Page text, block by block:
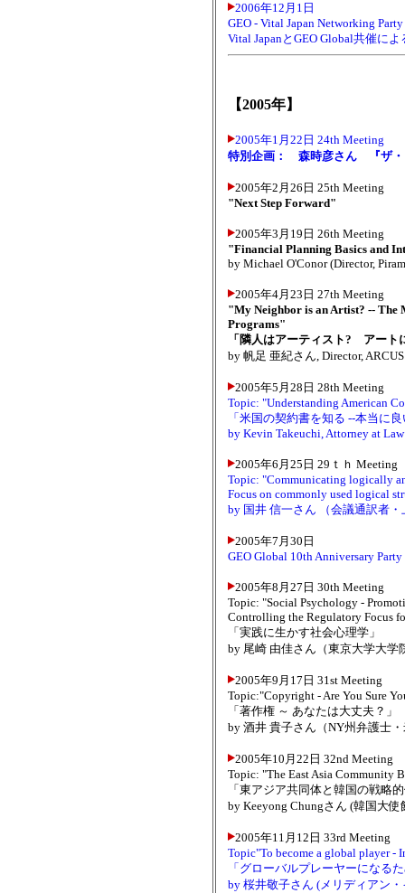
2006年12月1日
GEO - Vital Japan Networking Party
Vital JapanとGEO Global共催に
【2005年】
2005年1月22日 24th Meeting
特別企画： 森時彦さん 『ザ・
2005年2月26日 25th Meeting
"Next Step Forward"
2005年3月19日 26th Meeting
"Financial Planning Basics and
by Michael O'Conor (Director,
2005年4月23日 27th Meeting
"My Neighbor is an Artist? -- The
Programs"
「隣人はアーティスト? アート
by 帆足 亜紀さん, Director,
2005年5月28日 28th Meeting
Topic: "Understanding American
「米国の契約書を知る --本当に
by Kevin Takeuchi, Attorney at Law
2005年6月25日 29ｔｈ Meeting
Topic: "Communicating logically
Focus on commonly used logical
by 国井 信一さん （会議通訳者
2005年7月30日
GEO Global 10th Anniversary Party
2005年8月27日 30th Meeting
Topic: "Social Psychology -
Controlling the Regulatory Focus
「実践に生かす社会心理学」
by 尾崎 由佳さん（東京大学大学
2005年9月17日 31st Meeting
Topic:"Copyright - Are You Sure
「著作権 ～ あなたは大丈夫？」
by 酒井 貴子さん（NY州弁護士
2005年10月22日 32nd Meeting
Topic: "The East Asia Community
「東アジア共同体と韓国の戦略
by Keeyong Chungさん (韓国大
2005年11月12日 33rd Meeting
Topic"To become a global player -
「グローバルプレーヤーになる
by 桜井敬子さん (メリディアン